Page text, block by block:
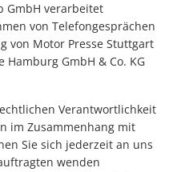
GmbH verarbeitet
von Telefongesprächen
von Motor Presse Stuttgart
Hamburg GmbH & Co. KG
Verantwortlichkeit
im Zusammenhang mit
Sie sich jederzeit an uns
wenden